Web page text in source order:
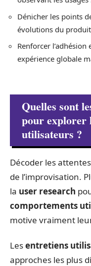
Dénicher les points
évolutions du produit
Renforcer
expérience globale
Quelles sont
pour explorer
utilisateurs ?
Décoder les
de l’improvisation.
la user research
comportements
motive vraiment
Lesentretiens
approches les plus